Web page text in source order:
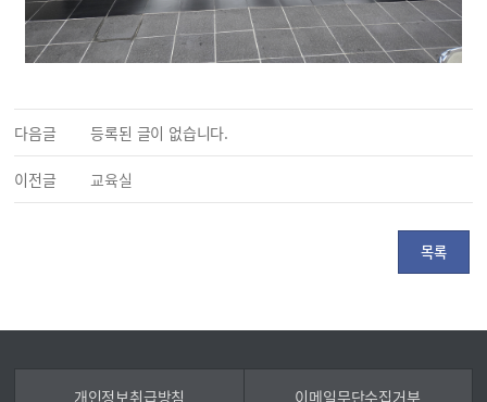
다음글 등록된 글이 없습니다.
이전글 교육실
목록
개인정보취급방침 이메일무단수집거부